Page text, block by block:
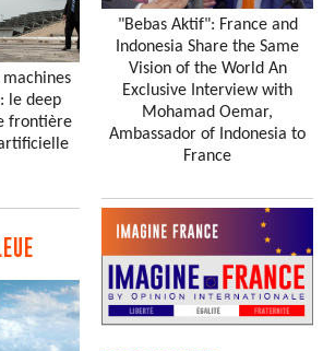
le deep
frontière
"Bebas Aktif": France and
Indonesia Share the Same
Vision of the World An
Exclusive Interview with
Mohamad Oemar,
Ambassador of Indonesia to
France